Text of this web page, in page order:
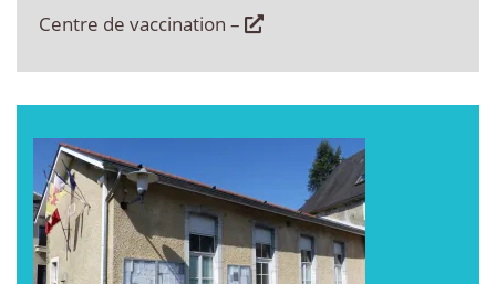
Centre de vaccination –